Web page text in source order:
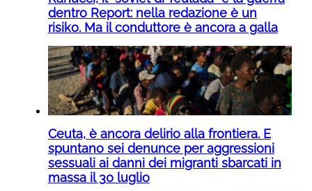
dentro Report: nella redazione è un
risiko. Ma il conduttore è ancora a galla
Ceuta, è ancora delirio alla frontiera. E
spuntano sei denunce per aggressioni
sessuali ai danni dei migranti sbarcati in
massa il 30 luglio